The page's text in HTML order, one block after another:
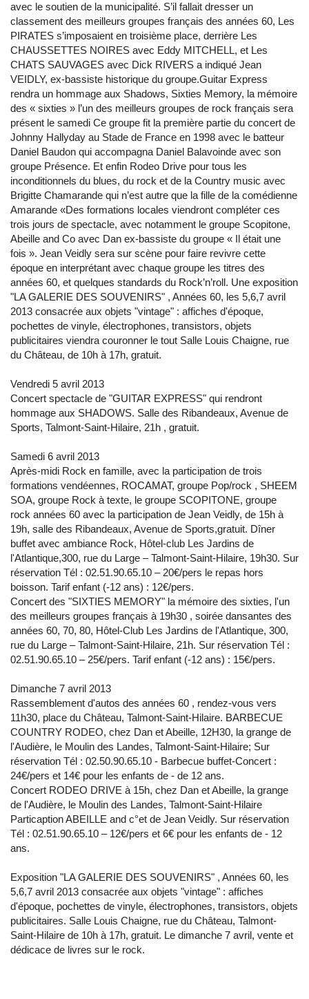
avec le soutien de la municipalité. S’il fallait dresser un
classement des meilleurs groupes français des années 60, Les
PIRATES s’imposaient en troisième place, derrière Les
CHAUSSETTES NOIRES avec Eddy MITCHELL, et Les
CHATS SAUVAGES avec Dick RIVERS a indiqué Jean
VEIDLY, ex-bassiste historique du groupe.Guitar Express
rendra un hommage aux Shadows, Sixties Memory, la mémoire
des « sixties » l’un des meilleurs groupes de rock français sera
présent le samedi Ce groupe fit la première partie du concert de
Johnny Hallyday au Stade de France en 1998 avec le batteur
Daniel Baudon qui accompagna Daniel Balavoinde avec son
groupe Présence. Et enfin Rodeo Drive pour tous les
inconditionnels du blues, du rock et de la Country music avec
Brigitte Chamarande qui n’est autre que la fille de la comédienne
Amarande «Des formations locales viendront compléter ces
trois jours de spectacle, avec notamment le groupe Scopitone,
Abeille and Co avec Dan ex-bassiste du groupe « Il était une
fois ». Jean Veidly sera sur scène pour faire revivre cette
époque en interprétant avec chaque groupe les titres des
années 60, et quelques standards du Rock’n’roll. Une exposition
"LA GALERIE DES SOUVENIRS" , Années 60, les 5,6,7 avril
2013 consacrée aux objets "vintage" : affiches d'époque,
pochettes de vinyle, électrophones, transistors, objets
publicitaires viendra couronner le tout Salle Louis Chaigne, rue
du Château, de 10h à 17h, gratuit.
Vendredi 5 avril 2013
Concert spectacle de "GUITAR EXPRESS" qui rendront
hommage aux SHADOWS. Salle des Ribandeaux, Avenue de
Sports, Talmont-Saint-Hilaire, 21h , gratuit.
Samedi 6 avril 2013
Après-midi Rock en famille, avec la participation de trois
formations vendéennes, ROCAMAT, groupe Pop/rock , SHEEM
SOA, groupe Rock à texte, le groupe SCOPITONE, groupe
rock années 60 avec la participation de Jean Veidly, de 15h à
19h, salle des Ribandeaux, Avenue de Sports,gratuit. Dîner
buffet avec ambiance Rock, Hôtel-club Les Jardins de
l'Atlantique,300, rue du Large – Talmont-Saint-Hilaire, 19h30. Sur
réservation Tél : 02.51.90.65.10 – 20€/pers le repas hors
boisson. Tarif enfant (-12 ans) : 12€/pers.
Concert des "SIXTIES MEMORY" la mémoire des sixties, l'un
des meilleurs groupes français à 19h30 , soirée dansantes des
années 60, 70, 80, Hôtel-Club Les Jardins de l'Atlantique, 300,
rue du Large – Talmont-Saint-Hilaire, 21h. Sur réservation Tél :
02.51.90.65.10 – 25€/pers. Tarif enfant (-12 ans) : 15€/pers.
Dimanche 7 avril 2013
Rassemblement d'autos des années 60 , rendez-vous vers
11h30, place du Château, Talmont-Saint-Hilaire. BARBECUE
COUNTRY RODEO, chez Dan et Abeille, 12H30, la grange de
l'Audière, le Moulin des Landes, Talmont-Saint-Hilaire; Sur
réservation Tél : 02.50.90.65.10 - Barbecue buffet-Concert :
24€/pers et 14€ pour les enfants de - de 12 ans.
Concert RODEO DRIVE à 15h, chez Dan et Abeille, la grange
de l'Audière, le Moulin des Landes, Talmont-Saint-Hilaire
Particaption ABEILLE and c°et de Jean Veidly. Sur réservation
Tél : 02.51.90.65.10 – 12€/pers et 6€ pour les enfants de - 12
ans.
Exposition "LA GALERIE DES SOUVENIRS" , Années 60, les
5,6,7 avril 2013 consacrée aux objets "vintage" : affiches
d'époque, pochettes de vinyle, électrophones, transistors, objets
publicitaires. Salle Louis Chaigne, rue du Château, Talmont-
Saint-Hilaire de 10h à 17h, gratuit. Le dimanche 7 avril, vente et
dédicace de livres sur le rock.